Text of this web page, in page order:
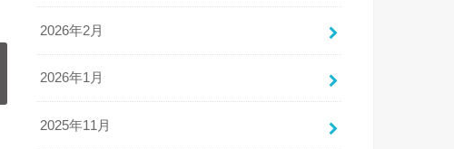
2026年2月
2026年1月
2025年11月